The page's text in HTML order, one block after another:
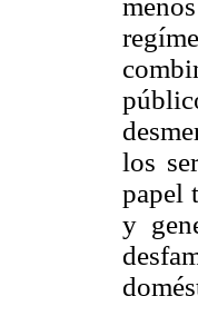
los
papel
y